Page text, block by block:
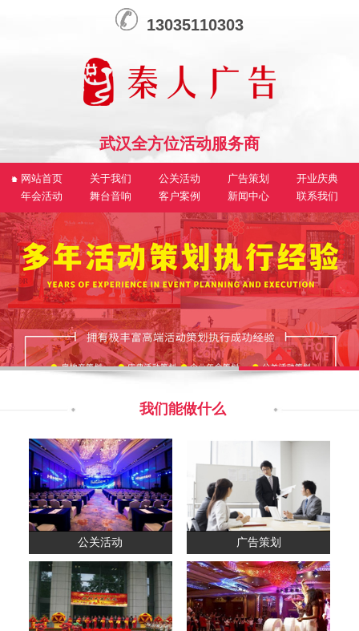
13035110303
武汉全方位活动服务商
网站首页 关于我们 公关活动 广告策划
开业庆典
年会活动
舞台音响 客户案例 新闻中心 联系我们
我们能做什么
公关活动 广告策划